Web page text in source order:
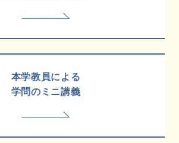
本学教員による
学問のミニ講義